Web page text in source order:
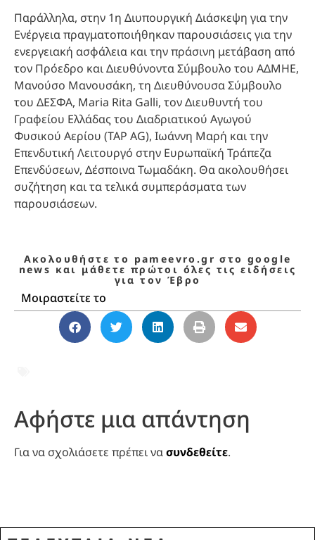
Παράλληλα, στην 1η Διυπουργική Διάσκεψη για την
Ενέργεια πραγματοποιήθηκαν παρουσιάσεις για την
ενεργειακή ασφάλεια και την πράσινη μετάβαση από
τον Πρόεδρο και Διευθύνοντα Σύμβουλο του ΑΔΜΗΕ,
Μανούσο Μανουσάκη, τη Διευθύνουσα Σύμβουλο
του ΔΕΣΦΑ, Maria Rita Galli, τον Διευθυντή του
Γραφείου Ελλάδας του Διαδριατικού Αγωγού
Φυσικού Αερίου (TAP AG), Ιωάννη Μαρή και την
Επενδυτική Λειτουργό στην Ευρωπαϊκή Τράπεζα
Επενδύσεων, Δέσποινα Τωμαδάκη. Θα ακολουθήσει
συζήτηση και τα τελικά συμπεράσματα των
παρουσιάσεων.
Ακολουθήστε το pameevro.gr στο google
news και μάθετε πρώτοι όλες τις ειδήσεις
για τον Έβρο
Μοιραστείτε το
Αφήστε μια απάντηση
Για να σχολιάσετε πρέπει νασυνδεθείτε.